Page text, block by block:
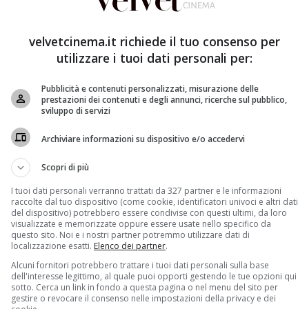
e penultima puntata de
share del11,75 per cento. Francesco Sormani (Giulio
(Sara D’Amario)
Maria Merli)– che ha ordinato il suo omicidio. In
e quindi la donna è ancora viva. Dov’è
(Serena Iansiti), ma la loro storia è ostacolata dalle
, promessa sposa di Sormani e incinta. Il bambino
Francesco fa aprire la bara dove dovrebbe essere
non è il suo. Anita – dopo la caduta nel lago – si è
che la sta spegnendo lentamente. Esiste solo un
Per questo motivo Francescocede le sue quote
velvetcinema.it richiede il tuo consenso per
utilizzare i tuoi dati personali per:
Pubblicità e contenuti personalizzati, misurazione delle
prestazioni dei contenuti e degli annunci, ricerche sul pubblico,
sviluppo di servizi
Archiviare informazioni su dispositivo e/o accedervi
Scopri di più
I tuoi dati personali verranno trattati da 327 partner e le informazioni
raccolte dal tuo dispositivo (come cookie, identificatori univoci e altri dati
del dispositivo) potrebbero essere condivise con questi ultimi, da loro
visualizzate e memorizzate oppure essere usate nello specifico da
questo sito. Noi e i nostri partner potremmo utilizzare dati di
localizzazione esatti. Elenco dei partner.
Alcuni fornitori potrebbero trattare i tuoi dati personali sulla base
dell'interesse legittimo, al quale puoi opporti gestendo le tue opzioni qui
sotto. Cerca un link in fondo a questa pagina o nel menu del sito per
gestire o revocare il consenso nelle impostazioni della privacy e dei